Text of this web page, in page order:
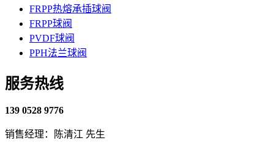
FRPP热熔承插球阀
FRPP球阀
PVDF球阀
PPH法兰球阀
服务热线
139 0528 9776
销售经理：陈清江 先生